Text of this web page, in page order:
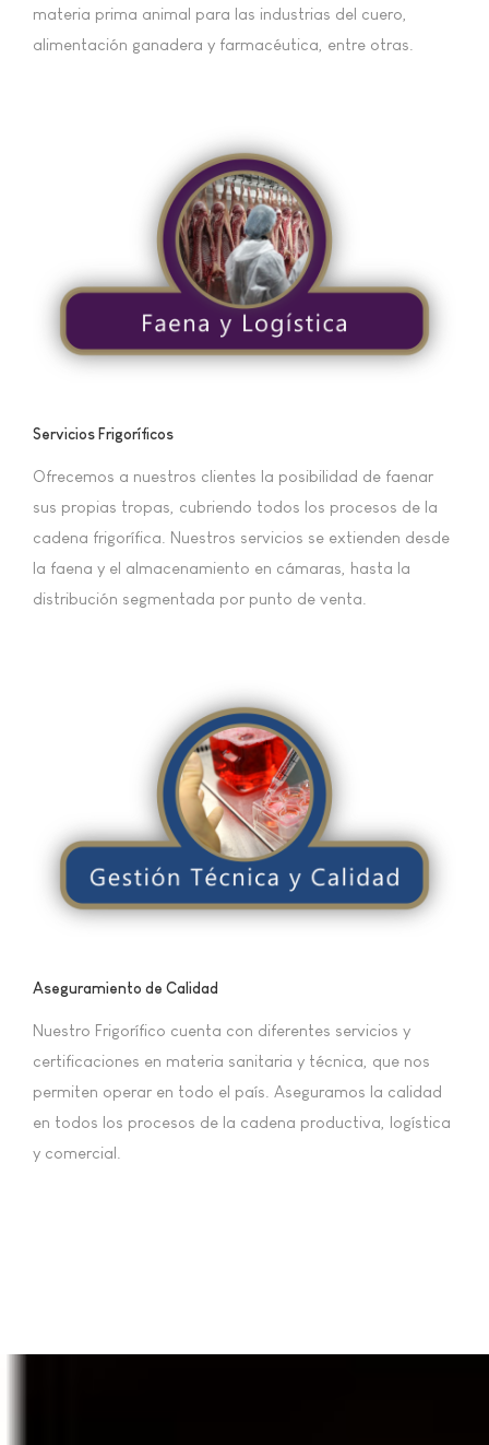
materia prima animal para las industrias del cuero,
alimentación ganadera y farmacéutica, entre otras.
Servicios Frigoríficos
Ofrecemos a nuestros clientes la posibilidad de faenar
sus propias tropas, cubriendo todos los procesos de la
cadena frigorífica. Nuestros servicios se extienden desde
la faena y el almacenamiento en cámaras, hasta la
distribución segmentada por punto de venta.
Aseguramiento de Calidad
Nuestro Frigorífico cuenta con diferentes servicios y
certificaciones en materia sanitaria y técnica, que nos
permiten operar en todo el país. Aseguramos la calidad
en todos los procesos de la cadena productiva, logística
y comercial.